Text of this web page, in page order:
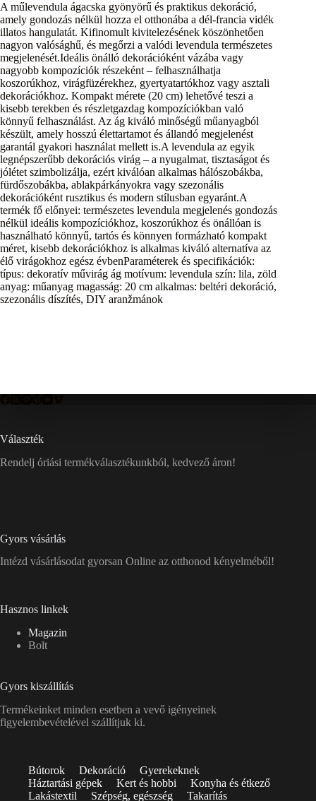
A műlevendula ágacska gyönyörű és praktikus dekoráció,
amely gondozás nélkül hozza el otthonába a dél-francia vidék
illatos hangulatát. Kifinomult kivitelezésének köszönhetően
nagyon valósághű, és megőrzi a valódi levendula természetes
megjelenését.Ideális önálló dekorációként vázába vagy
nagyobb kompozíciók részeként – felhasználhatja
koszorúkhoz, virágfüzérekhez, gyertyatartókhoz vagy asztali
dekorációkhoz. Kompakt mérete (20 cm) lehetővé teszi a
kisebb terekben és részletgazdag kompozíciókban való
könnyű felhasználást. Az ág kiváló minőségű műanyagból
készült, amely hosszú élettartamot és állandó megjelenést
garantál gyakori használat mellett is.A levendula az egyik
legnépszerűbb dekorációs virág – a nyugalmat, tisztaságot és
jólétet szimbolizálja, ezért kiválóan alkalmas hálószobákba,
fürdőszobákba, ablakpárkányokra vagy szezonális
dekorációként rusztikus és modern stílusban egyaránt.A
termék fő előnyei: természetes levendula megjelenés gondozás
nélkül ideális kompozíciókhoz, koszorúkhoz és önállóan is
használható könnyű, tartós és könnyen formázható kompakt
méret, kisebb dekorációkhoz is alkalmas kiváló alternatíva az
élő virágokhoz egész évbenParaméterek és specifikációk:
típus: dekoratív művirág ág motívum: levendula szín: lila, zöld
anyag: műanyag magasság: 20 cm alkalmas: beltéri dekoráció,
szezonális díszítés, DIY aranžmánok
Választék
Rendelj óriási termékválasztékunkból, kedvező áron!
Gyors vásárlás
Intézd vásárlásodat gyorsan Online az otthonod kényelméből!
Hasznos linkek
Magazin
Bolt
Gyors kiszállítás
Termékeinket minden esetben a vevő igényeinek
figyelembevételével szállítjuk ki.
Bútorok Dekoráció
Gyerekeknek
Háztartási gépek
Kert és hobbi
Konyha és étkező
Lakástextil
Szépség, egészség Takarítás